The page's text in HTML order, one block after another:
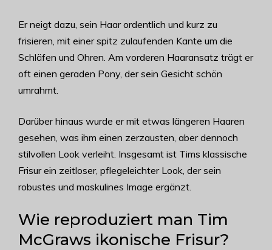
Er neigt dazu, sein Haar ordentlich und kurz zu
frisieren, mit einer spitz zulaufenden Kante um die
Schläfen und Ohren. Am vorderen Haaransatz trägt er
oft einen geraden Pony, der sein Gesicht schön
umrahmt.
Darüber hinaus wurde er mit etwas längeren Haaren
gesehen, was ihm einen zerzausten, aber dennoch
stilvollen Look verleiht. Insgesamt ist Tims klassische
Frisur ein zeitloser, pflegeleichter Look, der sein
robustes und maskulines Image ergänzt.
Wie reproduziert man Tim
McGraws ikonische Frisur?